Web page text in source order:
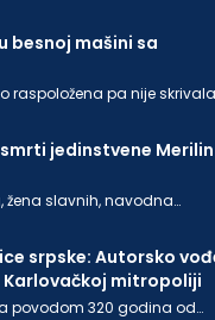
izraza
besnoj mašini sa
raspoložena pa nije skrivala
Rajstina (55) koji se sve
jedinstvene Merilin
žena slavnih, navodna
dan 1962. godine
srpske: Autorsko
Karlovačkoj mitropoliji
povodom 320 godina od